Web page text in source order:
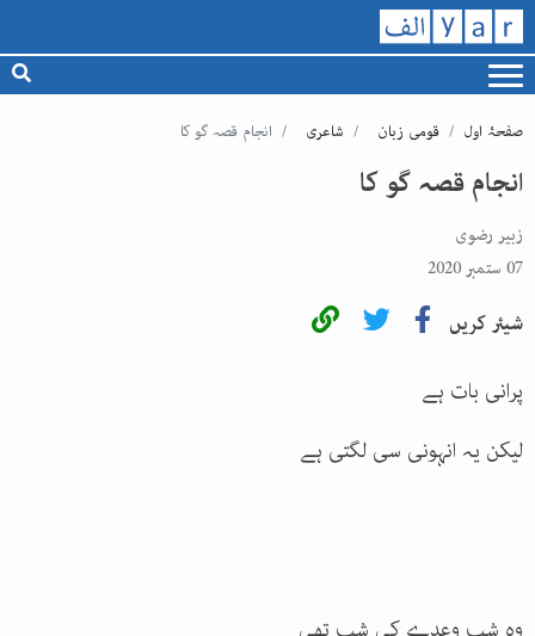
صفحۂ اول قومی زبان شاعری انجام قصہ گو کا
انجام قصہ گو کا
زبیر رضوی
07 ستمبر 2020
شیئر کریں
پرانی بات ہے
لیکن یہ انہونی سی لگتی ہے